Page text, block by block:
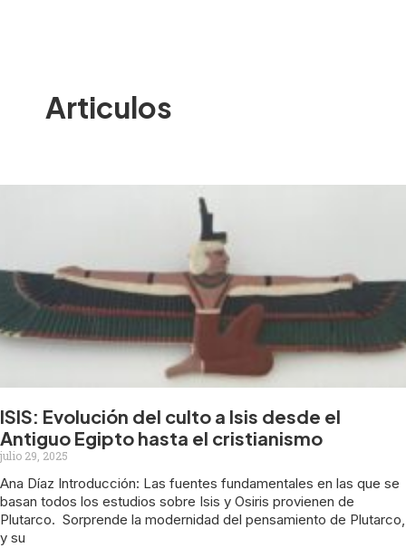
Articulos
ISIS: Evolución del culto a Isis desde el
Antiguo Egipto hasta el cristianismo
julio 29, 2025
Ana Díaz Introducción: Las fuentes fundamentales en las que se
basan todos los estudios sobre Isis y Osiris provienen de
Plutarco. Sorprende la modernidad del pensamiento de Plutarco,
y su